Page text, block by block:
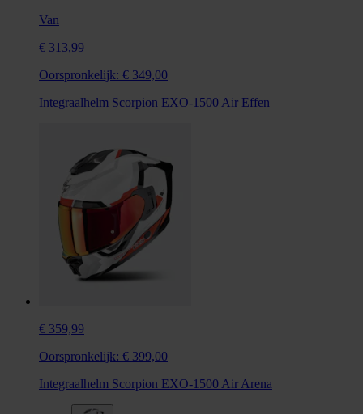
Van
€ 313,99
Oorspronkelijk: € 349,00
Integraalhelm Scorpion EXO-1500 Air Effen
€ 359,99
Oorspronkelijk: € 399,00
Integraalhelm Scorpion EXO-1500 Air Arena